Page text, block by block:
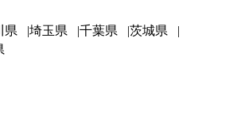
県 埼玉県 千葉県
茨城県